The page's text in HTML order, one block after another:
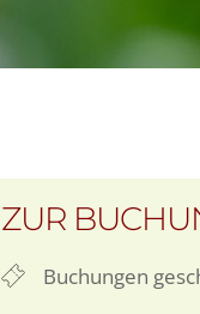
ZUR
Buchungen